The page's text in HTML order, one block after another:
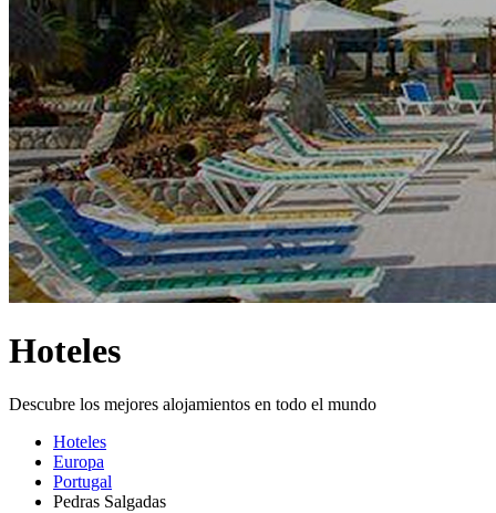
Hoteles
Descubre los mejores alojamientos en todo el mundo
Hoteles
Europa
Portugal
Pedras Salgadas